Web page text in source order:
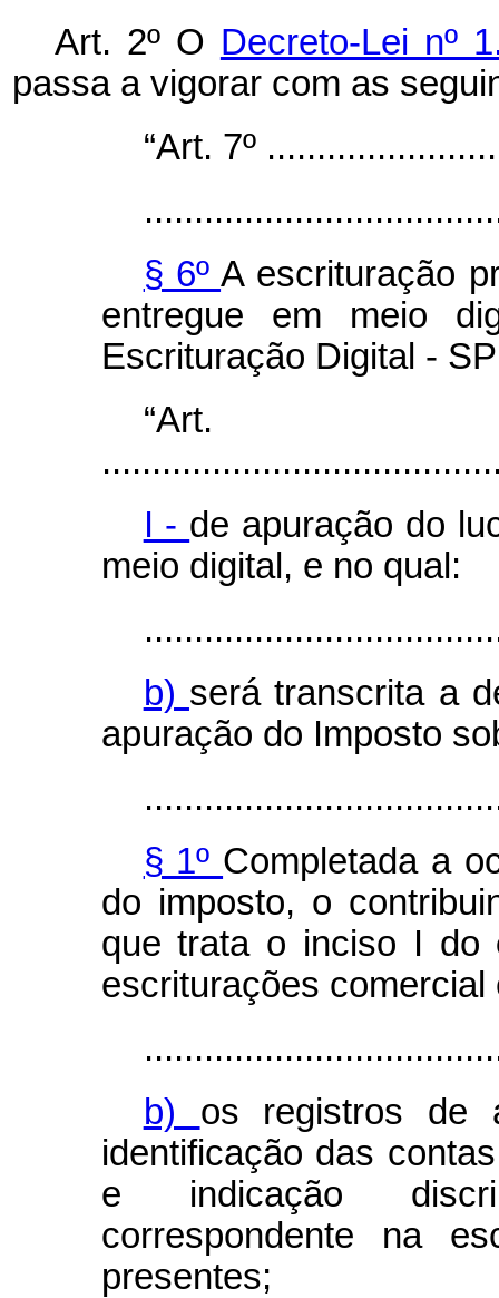
Art. 2º O Decreto-Lei nº
passa a vigorar com as
“Art. 7º
§ 6ºA escrituração
entregue em meio
Escrituração Digital -
I - de apuração do
meio digital, e no qual:
b) será transcrita a
apuração do Imposto
§ 1º Completada a
do imposto, o
que trata o inciso I do
escriturações
b) os registros de
identificação das
e indicação
correspondente na
presentes;